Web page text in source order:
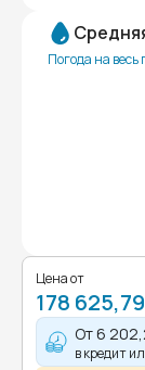
Погода на весь
Цена от
178
От6
в кредит